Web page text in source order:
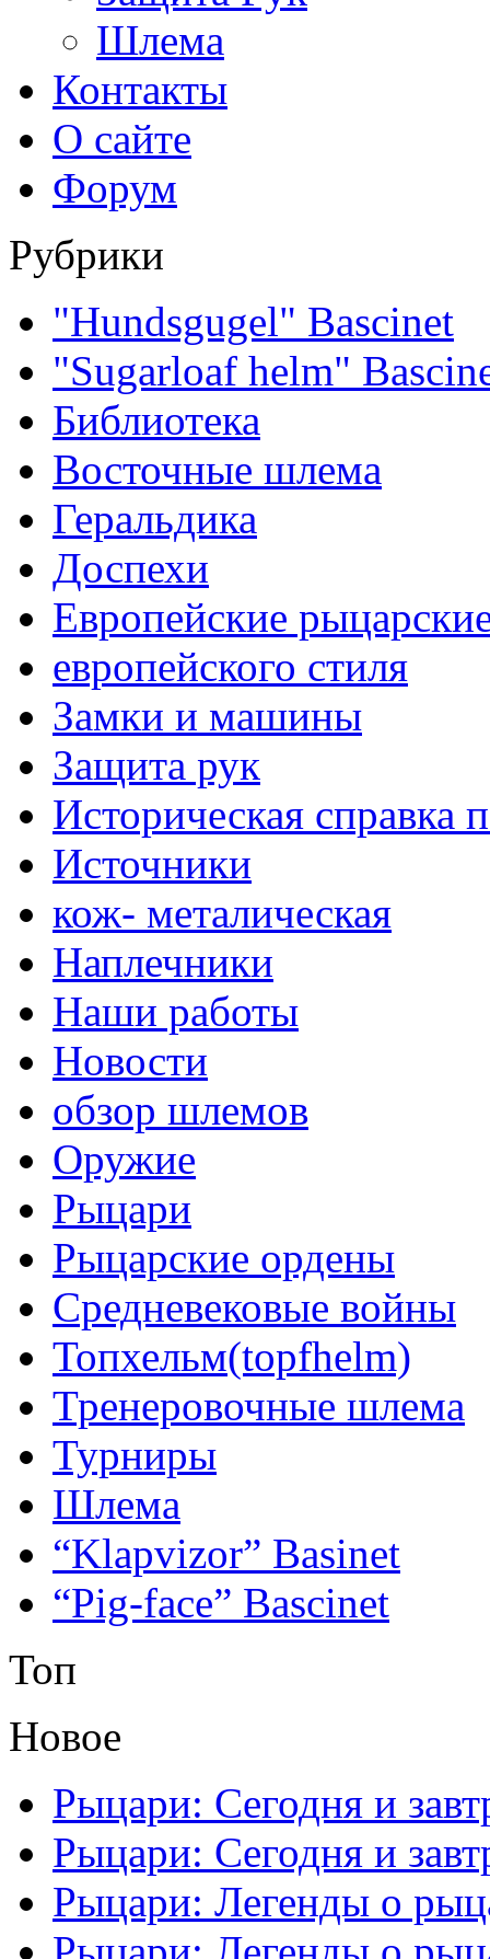
Шлема
Контакты
О сайте
Форум
Рубрики
"Hundsgugel" Bascinet
"Sugarloaf helm"
Библиотека
Восточные шлема
Геральдика
Доспехи
Европейские
европейского стиля
Замки и машины
Защита рук
Историческая справка
Источники
кож- металическая
Наплечники
Наши работы
Новости
обзор шлемов
Оружие
Рыцари
Рыцарские ордены
Средневековые войны
Топхельм(topfhelm)
Тренеровочные шлема
Турниры
Шлема
“Klapvizor” Basinet
“Pig-face” Bascinet
Топ
Новое
Рыцари: Сегодня и
Рыцари: Сегодня и
Рыцари: Легенды о